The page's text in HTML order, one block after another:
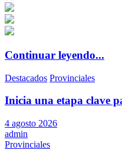
Continuar leyendo...
Destacados Provinciales
Inicia una etapa clave
4 agosto 2026
admin
Provinciales